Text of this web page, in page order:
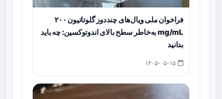
فراخوان ملی ویال‌های چنددوز گلوتاتیون ۲۰۰
mg/mL به‌خاطر سطح بالای اندوتوکسین: چه باید
بدانید